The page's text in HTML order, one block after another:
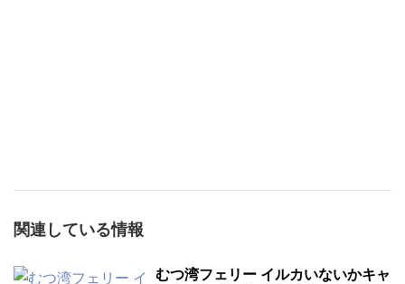
関連している情報
むつ湾フェリー イルカいないかキャ